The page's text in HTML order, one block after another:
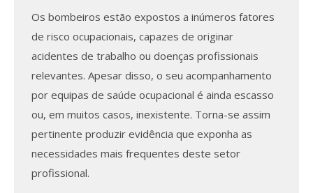
Os bombeiros estão expostos a inúmeros fatores
de risco ocupacionais, capazes de originar
acidentes de trabalho ou doenças profissionais
relevantes. Apesar disso, o seu acompanhamento
por equipas de saúde ocupacional é ainda escasso
ou, em muitos casos, inexistente. Torna-se assim
pertinente produzir evidência que exponha as
necessidades mais frequentes deste setor
profissional.